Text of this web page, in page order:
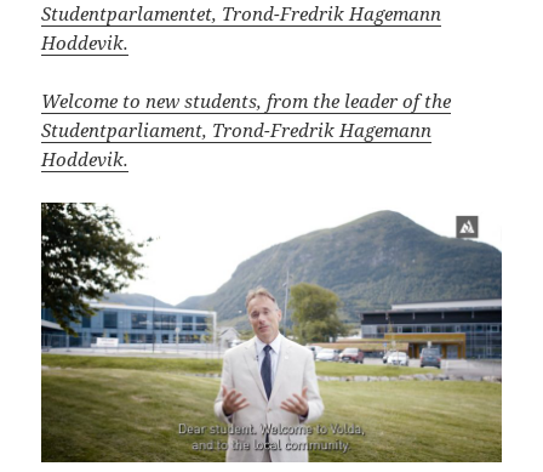
Studentparlamentet, Trond-Fredrik Hagemann
Hoddevik.
Welcome to new students, from the leader of the
Studentparliament, Trond-Fredrik Hagemann
Hoddevik.